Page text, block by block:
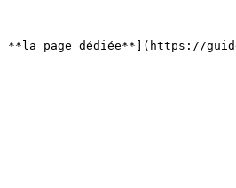
**la page dédiée**](https://